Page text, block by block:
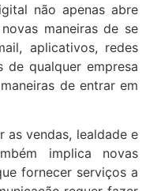
não apenas abre
maneiras de se
aplicativos, redes
qualquer empresa
de entrar em
as vendas, lealdade e
implica novas
fornecer serviços a